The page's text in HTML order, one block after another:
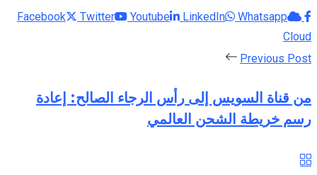
Facebook Twitter Youtube LinkedIn
Whatsapp
Cloud
Previous Post
من قناة السويس إلى رأس الرجاء الصالح: إعادة
رسم خريطة الشحن العالمي